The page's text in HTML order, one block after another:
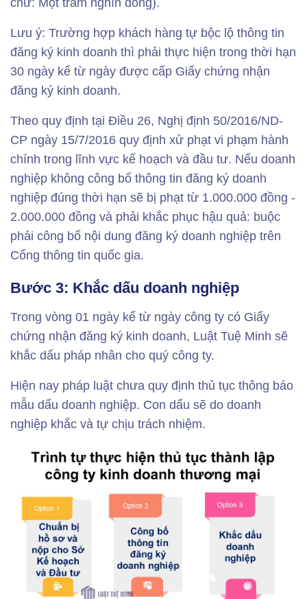
chữ: Một trăm nghìn đồng).
Lưu ý: Trường hợp khách hàng tự bộc lộ thông tin
đăng ký kinh doanh thì phải thực hiện trong thời hạn
30 ngày kể từ ngày được cấp Giấy chứng nhận
đăng ký kinh doanh.
Theo quy định tại Điều 26, Nghị định 50/2016/ND-
CP ngày 15/7/2016 quy định xử phạt vi phạm hành
chính trong lĩnh vực kế hoạch và đầu tư. Nếu doanh
nghiệp không công bố thông tin đăng ký doanh
nghiệp đúng thời hạn sẽ bị phạt từ 1.000.000 đồng -
2.000.000 đồng và phải khắc phục hậu quả: buộc
phải công bố nội dung đăng ký doanh nghiệp trên
Cổng thông tin quốc gia.
Bước 3: Khắc dấu doanh nghiệp
Trong vòng 01 ngày kể từ ngày công ty có Giấy
chứng nhận đăng ký kinh doanh, Luật Tuệ Minh sẽ
khắc dấu pháp nhân cho quý công ty.
Hiện nay pháp luật chưa quy định thủ tục thông báo
mẫu dấu doanh nghiệp. Con dấu sẽ do doanh
nghiệp khắc và tự chịu trách nhiệm.